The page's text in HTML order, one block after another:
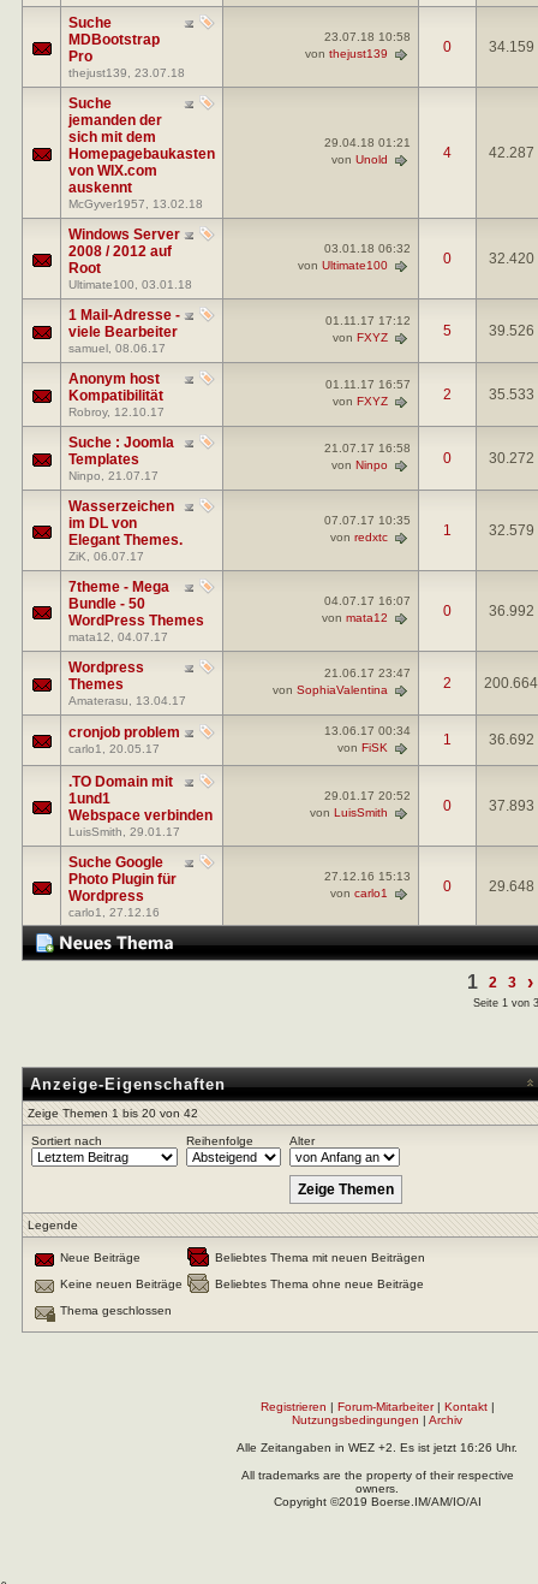
Suche
MDBootstrap
Pro
thejust139 , 23.07.18
23.07.18 10:58
von thejust139 0 34.159
Suche
jemanden der
sich mit dem
Homepagebaukasten
von WIX.com
auskennt
McGyver1957 , 13.02.18
29.04.18 01:21
von Unold 4 42.287
Windows Server
2008 / 2012 auf
Root
Ultimate100 , 03.01.18
03.01.18 06:32
von Ultimate100 0 32.420
1 Mail-Adresse -
viele Bearbeiter
samuel , 08.06.17
01.11.17 17:12
von FXYZ 5 39.526
Anonym host
Kompatibilität
Robroy, 12.10.17
01.11.17 16:57
von FXYZ 2 35.533
Suche : Joomla
Templates
Ninpo , 21.07.17
21.07.17 16:58
von Ninpo 0 30.272
Wasserzeichen
im DL von
Elegant Themes.
ZiK , 06.07.17
07.07.17 10:35
von redxtc 1 32.579
7theme - Mega
Bundle - 50
WordPress Themes
mata12 , 04.07.17
04.07.17 16:07
von mata12 0 36.992
Wordpress
Themes
Amaterasu , 13.04.17
21.06.17 23:47
von SophiaValentina 2 200.664
cronjob problem
carlo1 , 20.05.17
13.06.17 00:34
von FiSK 1 36.692
.TO Domain mit
1und1
Webspace verbinden
LuisSmith , 29.01.17
29.01.17 20:52
von LuisSmith 0 37.893
Suche Google
Photo Plugin für
Wordpress
carlo1 , 27.12.16
27.12.16 15:13
von carlo1 0 29.648
1 2 3 ›
Seite 1 von 3
Anzeige-Eigenschaften
Zeige Themen 1 bis 20 von 42
Sortiert nach Reihenfolge Alter
Legende
Neue Beiträge
Beliebtes Thema mit neuen Beiträgen
Keine neuen Beiträge
Beliebtes Thema ohne neue Beiträge
Thema geschlossen
Registrieren | Forum-Mitarbeiter| Kontakt|
Nutzungsbedingungen | Archiv
Alle Zeitangaben in WEZ +2. Es ist jetzt 16:26 Uhr.
All trademarks are the property of their respective
owners.
Copyright ©2019 Boerse.IM/AM/IO/AI